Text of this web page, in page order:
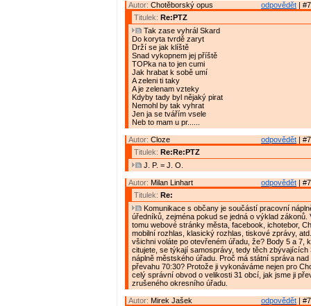
odpovědět |
Autor: Chotěborský opus
Titulek: Re:PTZ
Tak zase vyhrál Skard
Do koryta tvrdě zaryt
Drží se jak klíště
Snad vykopnem jej příště
TOPka na to jen cumi
Jak hrabat k sobě umí
A zeleni ti taky
A je zelenam vzteky
Kdyby tady byl nějaký pirat
Nemohl by tak vyhrat
Jen ja se tvářím vsele
Neb to mam u pr......
odpovědět |
Autor: Cloze
Titulek: Re:Re:PTZ
J. P. = J. O.
odpovědět |
Autor: Milan Linhart
Titulek: Re:
Komunikace s občany je součástí pracovní
úředníků, zejména pokud se jedná o výklad zákonů.
tomu webové stránky města, facebook, ichotebor,
mobilní rozhlas, klasický rozhlas, tiskové zprávy,
všichni voláte po otevřeném úřadu, že? Body 5 a 7,
citujete, se týkají samosprávy, tedy těch zbývajících
náplně městského úřadu. Proč má státní správa
převahu 70:30? Protože ji vykonáváme nejen pro
celý správní obvod o velikosti 31 obcí, jak jsme ji
zrušeného okresního úřadu.
odpovědět |
Autor: Mirek Jašek